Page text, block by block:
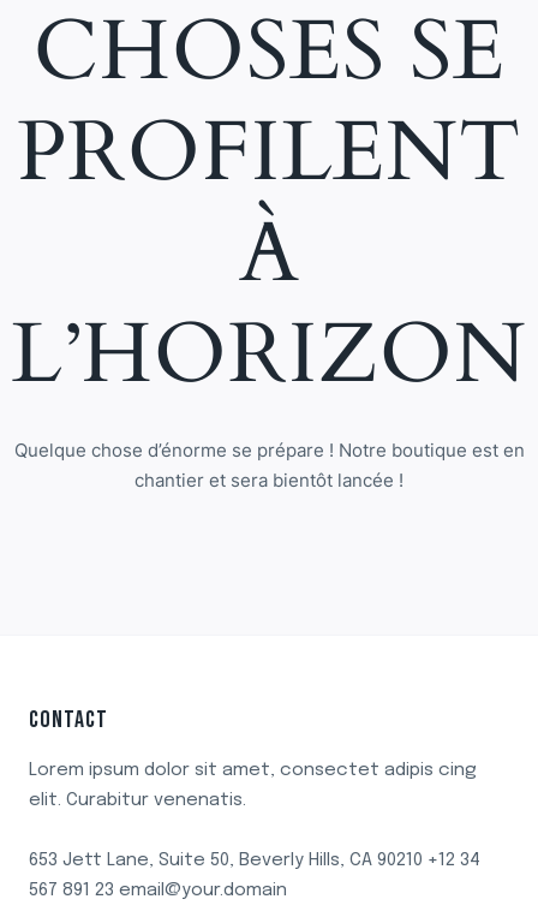
CHOSES SE
PROFILENT
À
L’HORIZON
Quelque chose d’énorme se prépare ! Notre boutique est en
chantier et sera bientôt lancée !
CONTACT
Lorem ipsum dolor sit amet, consectet adipis cing
elit. Curabitur venenatis.
653 Jett Lane, Suite 50, Beverly Hills, CA 90210 +12 34
567 891 23 email@your.domain